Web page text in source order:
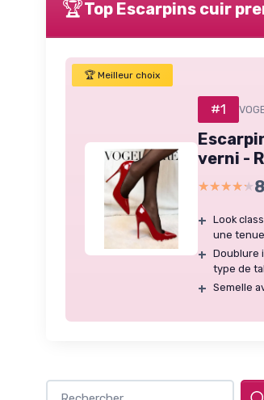
🏆Top Escarpins cuir
🏆 Meilleur choix
#1
verni -
★★★★★
★★★★★
+ Look
une
+ Doublure
type de
+ Semelle